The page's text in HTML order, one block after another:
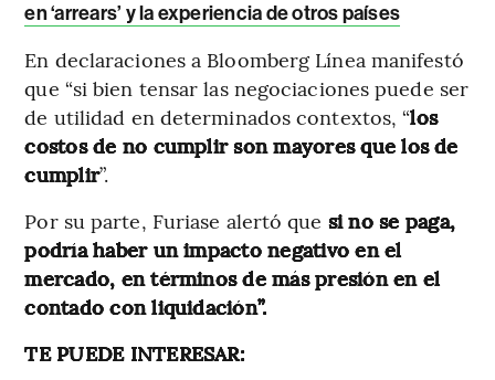
en ‘arrears’ y la experiencia de otros países
En declaraciones a Bloomberg Línea manifestó
que “si bien tensar las negociaciones puede ser
de utilidad en determinados contextos, “los
costos de no cumplir son mayores que los de
cumplir”.
Por su parte, Furiase alertó que si no se paga,
podría haber un impacto negativo en el
mercado, en términos de más presión en el
contado con liquidación”.
TE PUEDE INTERESAR: